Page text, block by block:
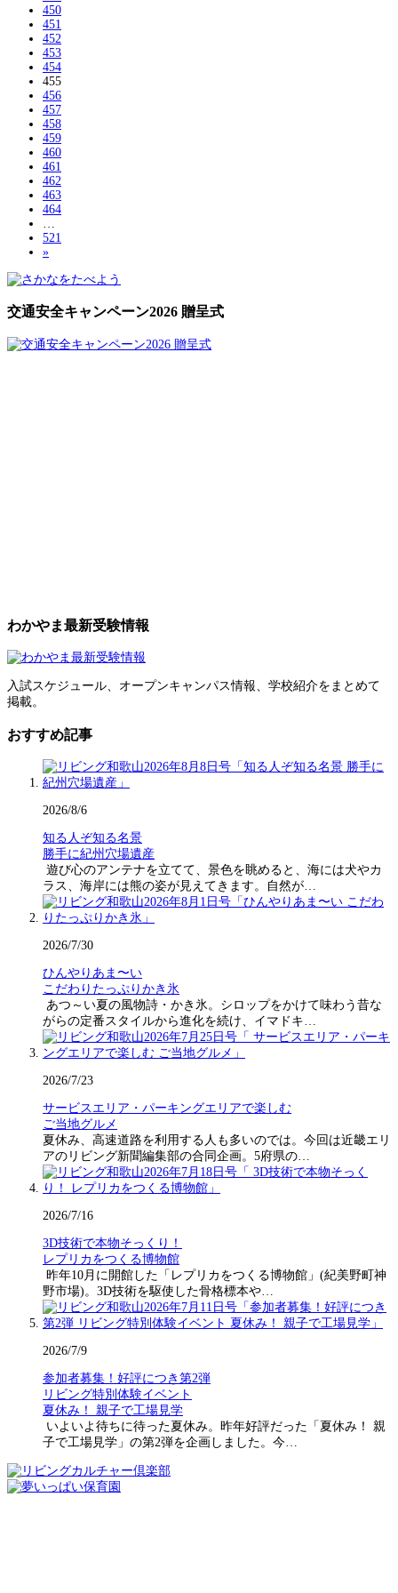
450
451
452
453
454
455
456
457
458
459
460
461
462
463
464
521
»
交通安全キャンペーン2026 贈呈式
わかやま最新受験情報
入試スケジュール、オープンキャンパス情報、学校紹介をまとめて
掲載。
おすすめ記事
2026/8/6
知る人ぞ知る名景
勝手に紀州穴場遺産
遊び心のアンテナを立てて、景色を眺めると、海には犬やカ
ラス、海岸には熊の姿が見えてきます。自然が…
2026/7/30
ひんやりあま〜い
こだわりたっぷりかき氷
あつ～い夏の風物詩・かき氷。シロップをかけて味わう昔な
がらの定番スタイルから進化を続け、イマドキ…
2026/7/23
サービスエリア・パーキングエリアで楽しむ
ご当地グルメ
夏休み、高速道路を利用する人も多いのでは。今回は近畿エリ
アのリビング新聞編集部の合同企画。5府県の…
2026/7/16
3D技術で本物そっくり！
レプリカをつくる博物館
昨年10月に開館した「レプリカをつくる博物館」(紀美野町神
野市場)。3D技術を駆使した骨格標本や…
2026/7/9
参加者募集！好評につき第2弾
リビング特別体験イベント
夏休み！ 親子で工場見学
いよいよ待ちに待った夏休み。昨年好評だった「夏休み！ 親
子で工場見学」の第2弾を企画しました。今…